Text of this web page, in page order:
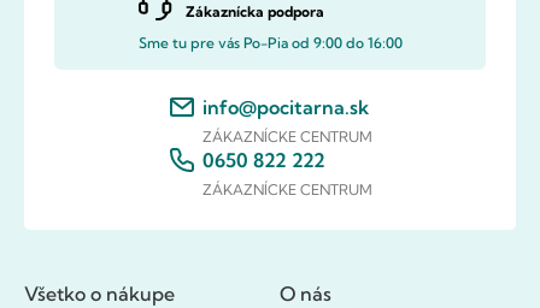
Zákaznícka podpora
Sme tu pre vás Po-Pia od 9:00 do 16:00
info@pocitarna.sk
ZÁKAZNÍCKE CENTRUM
0650 822 222
ZÁKAZNÍCKE CENTRUM
Všetko o nákupe O nás